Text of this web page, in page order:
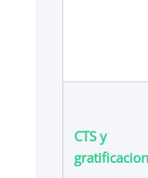
CTS y